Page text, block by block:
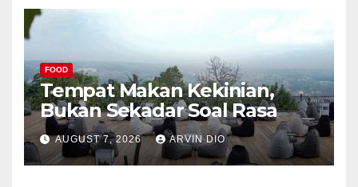
FOOD
Tempat Makan Kekinian,
Bukan Sekadar Soal Rasa
AUGUST 7, 2026 ARVIN DIO